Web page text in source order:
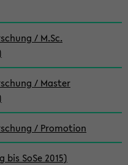
/ M.Sc.
/ Master
/ Promotion
bis SoSe 2015)